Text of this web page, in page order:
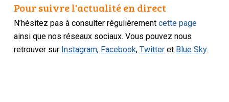
Pour suivre l'actualité en direct
N’hésitez pas à consulter régulièrementcette page
ainsi que nos réseaux sociaux. Vous pouvez nous
retrouver sur Instagram, Facebook,Twitter et Blue Sky.